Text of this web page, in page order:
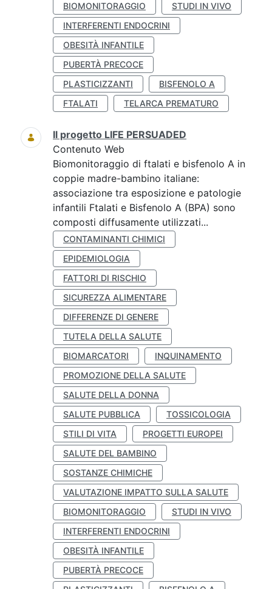
BIOMONITORAGGIO
STUDI IN VIVO
INTERFERENTI ENDOCRINI
OBESITÀ INFANTILE
PUBERTÀ PRECOCE
PLASTICIZZANTI
BISFENOLO A
FTALATI
TELARCA PREMATURO
Il progetto LIFE PERSUADED
Contenuto Web
Biomonitoraggio di ftalati e bisfenolo A in
coppie madre-bambino italiane:
associazione tra esposizione e patologie
infantili Ftalati e Bisfenolo A (BPA) sono
composti diffusamente utilizzati...
CONTAMINANTI CHIMICI
EPIDEMIOLOGIA
FATTORI DI RISCHIO
SICUREZZA ALIMENTARE
DIFFERENZE DI GENERE
TUTELA DELLA SALUTE
BIOMARCATORI
INQUINAMENTO
PROMOZIONE DELLA SALUTE
SALUTE DELLA DONNA
SALUTE PUBBLICA
TOSSICOLOGIA
STILI DI VITA
PROGETTI EUROPEI
SALUTE DEL BAMBINO
SOSTANZE CHIMICHE
VALUTAZIONE IMPATTO SULLA SALUTE
BIOMONITORAGGIO
STUDI IN VIVO
INTERFERENTI ENDOCRINI
OBESITÀ INFANTILE
PUBERTÀ PRECOCE